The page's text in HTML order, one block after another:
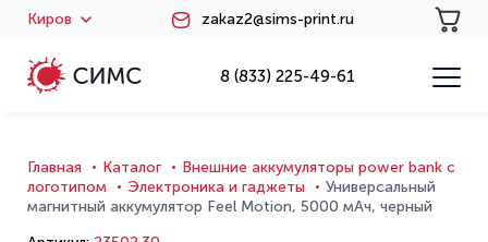
Киров zakaz2@sims-print.ru
8 (833) 225-49-61
Главная Каталог
Внешние аккумуляторы power bank с
логотипом
Электроника и гаджеты
Универсальный
магнитный аккумулятор Feel Motion, 5000 мАч, черный